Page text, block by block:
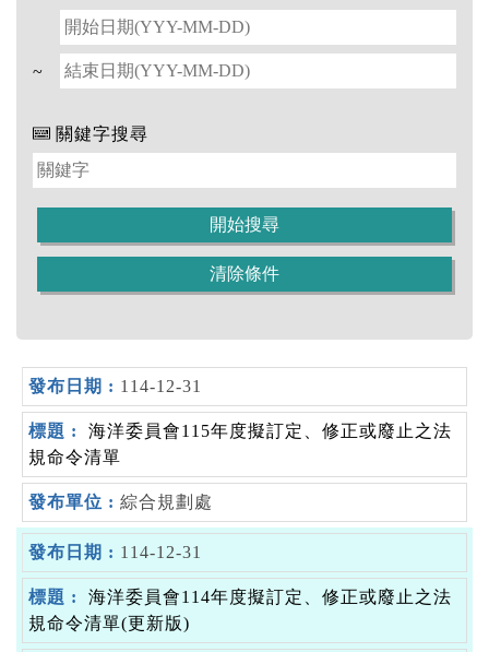
~
關鍵字搜尋
114-12-31
海洋委員會115年度擬訂定、修正或廢止之法
規命令清單
綜合規劃處
114-12-31
海洋委員會114年度擬訂定、修正或廢止之法
規命令清單(更新版)